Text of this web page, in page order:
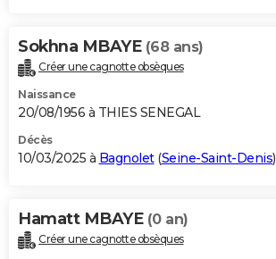
Sokhna MBAYE (68 ans)
Créer une cagnotte obsèques
Naissance
20/08/1956 à THIES SENEGAL
Décès
10/03/2025 à Bagnolet(Seine-Saint-Denis)
Hamatt MBAYE (0 an)
Créer une cagnotte obsèques